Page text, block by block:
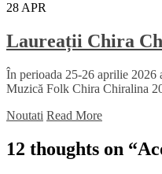
28 APR
Laureații Chira
În perioada 25-26 aprilie
Muzică Folk Chira Chiralina
Noutati Read More
12 thoughts on “